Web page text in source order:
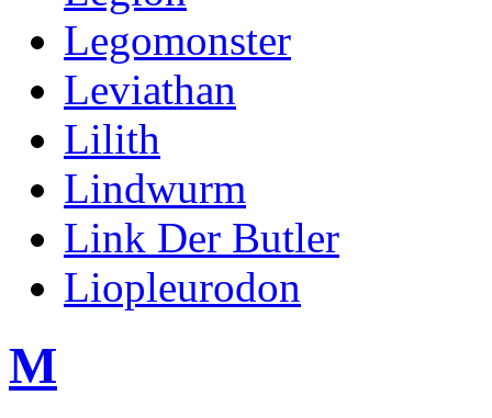
Legomonster
Leviathan
Lilith
Lindwurm
Link Der Butler
Liopleurodon
M